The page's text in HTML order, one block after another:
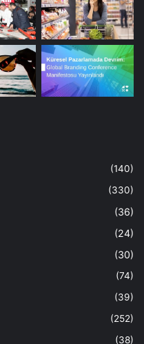
(140)
(330)
(36)
(24)
(30)
(74)
(39)
(252)
(38)